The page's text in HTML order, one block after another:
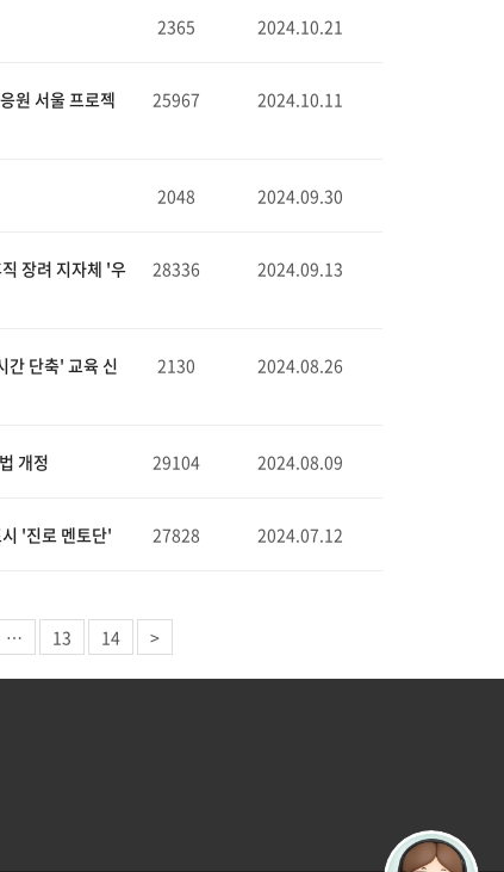
2365 2024.10.21
원 서울 프로젝
25967 2024.10.11
2048 2024.09.30
장려 지자체 '우
28336 2024.09.13
간 단축' 교육 신
2130 2024.08.26
개정 29104 2024.08.09
'진로 멘토단' 27828 2024.07.12
… 13 14 >